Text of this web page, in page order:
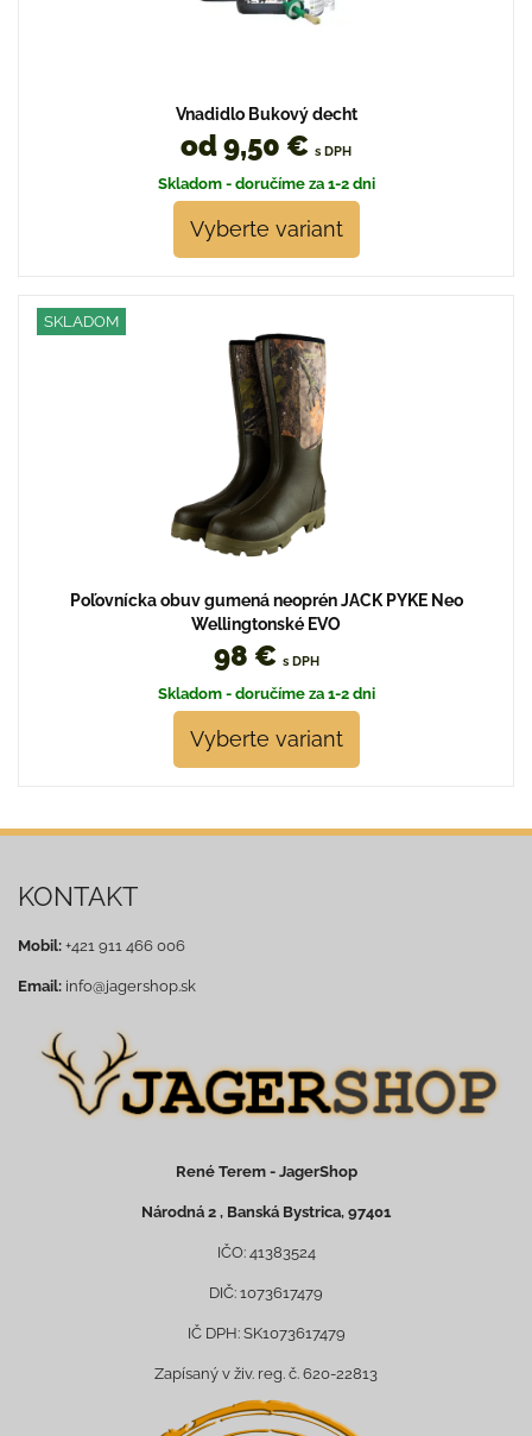
Vnadidlo Bukový decht
od 9,50 € s DPH
Skladom - doručíme za 1-2 dni
Vyberte variant
SKLADOM
Poľovnícka obuv gumená neoprén JACK PYKE Neo
Wellingtonské EVO
98 € s DPH
Skladom - doručíme za 1-2 dni
Vyberte variant
KONTAKT
Mobil: +421 911 466 006
Email: info@jagershop.sk
René Terem - JagerShop
Národná 2 , Banská Bystrica, 97401
IČO: 41383524
DIČ: 1073617479
IČ DPH: SK1073617479
Zapísaný v živ. reg. č. 620-22813